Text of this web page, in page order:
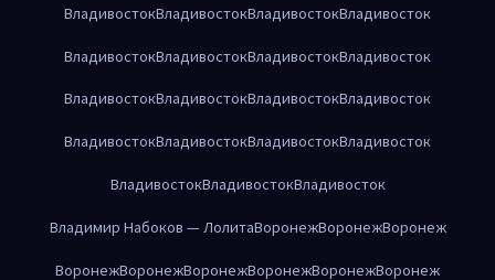
ВладивостокВладивостокВладивостокВладивосток
ВладивостокВладивостокВладивостокВладивосток
ВладивостокВладивостокВладивостокВладивосток
ВладивостокВладивостокВладивостокВладивосток
ВладивостокВладивостокВладивосток
Владимир Набоков — ЛолитаВоронежВоронежВоронеж
ВоронежВоронежВоронежВоронежВоронежВоронеж